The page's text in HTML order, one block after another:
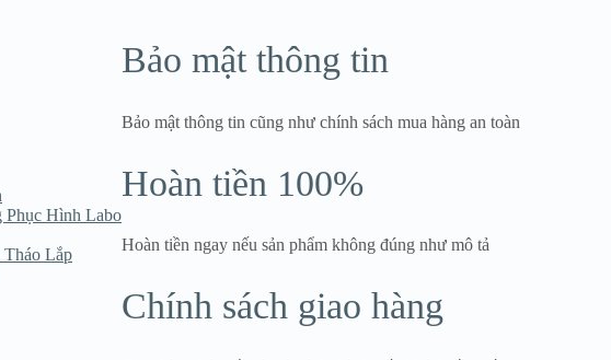
Hình Labo
Lắp
Bảo mật thông tin
Bảo mật thông tin cũng như chính sách mua hàng an toàn
Hoàn tiền 100%
Hoàn tiền ngay nếu sản phẩm không đúng như mô tả
Chính sách giao hàng